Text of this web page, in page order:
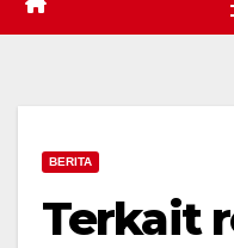
BERITA
Terkait